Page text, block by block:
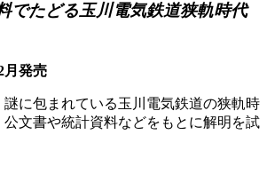
でたどる玉川電気鉄道狭軌時代
月発売
に包まれている玉川電気鉄道の狭軌時
文書や統計資料などをもとに解明を試